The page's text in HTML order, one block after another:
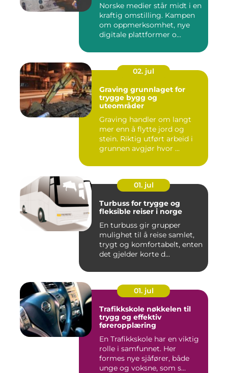
Norske medier står midt i en
kraftig omstilling. Kampen
om oppmerksomhet, nye
digitale plattformer o...
02. jul
Graving grunnlaget for
trygge bygg og
uteområder
Graving handler om langt
mer enn å flytte jord og
stein. Riktig utført arbeid i
grunnen avgjør hvor ...
01. jul
Turbuss for trygge og
fleksible reiser i norge
En turbuss gir grupper
mulighet til å reise samlet,
trygt og komfortabelt, enten
det gjelder korte d...
01. jul
Trafikkskole nøkkelen til
trygg og effektiv
føreropplæring
En Trafikkskole har en viktig
rolle i samfunnet. Her
formes nye sjåfører, både
unge og voksne, som s...